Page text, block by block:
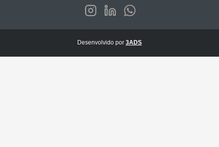
Desenvolvido por 3ADS